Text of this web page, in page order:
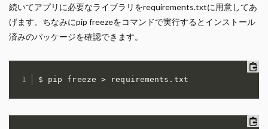
続いてアプリに必要なライブラリをrequirements.txtに用意してあ
げます。ちなみにpip freezeをコマンドで実行するとインストール
済みのパッケージを確認できます。